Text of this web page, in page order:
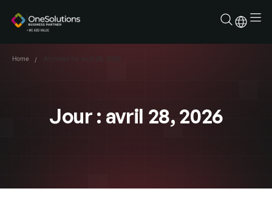
contenu
Home Archives for avril 28, 2026
Jour : avril 28, 2026